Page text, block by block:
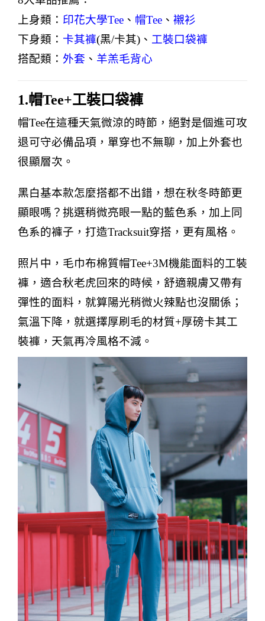
上身類： 印花大學Tee 、 帽Tee 、 襯衫
下身類： 卡其褲(黑/卡其) 、 工裝口袋褲
搭配類： 外套 、 羊羔毛背心
1.帽Tee+工裝口袋褲
帽Tee在這種天氣微涼的時節，絕對是個進可攻
退可守必備品項，單穿也不無聊，加上外套也
很顯層次。
黑白基本款怎麼搭都不出錯，想在秋冬時節更
顯眼嗎？挑選稍微亮眼一點的藍色系，加上同
色系的褲子，打造Tracksuit穿搭，更有風格。
照片中，毛巾布棉質帽Tee+3M機能面料的工裝
褲，適合秋老虎回來的時候，舒適親膚又帶有
彈性的面料，就算陽光稍微火辣點也沒關係；
氣溫下降，就選擇厚刷毛的材質+厚磅卡其工
裝褲，天氣再冷風格不減。